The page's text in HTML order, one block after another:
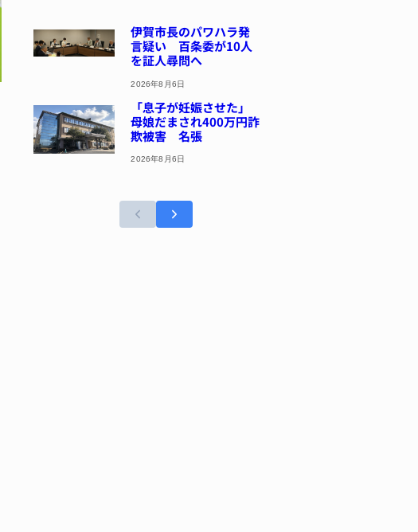
伊賀市長のパワハラ発
言疑い 百条委が10人
を証人尋問へ
2026年8月6日
「息子が妊娠させた」
母娘だまされ400万円詐
欺被害 名張
2026年8月6日